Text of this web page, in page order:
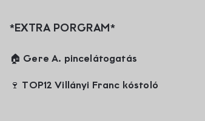
*EXTRA PORGRAM*
🏠 Gere A. pincelátogatás
🍷 TOP12 Villányi Franc kóstoló